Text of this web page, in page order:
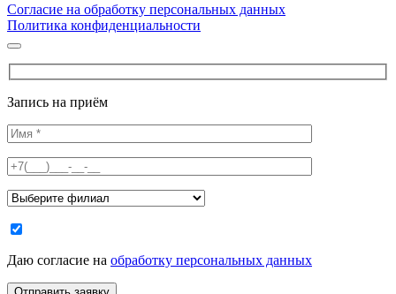
Согласие на обработку персональных данных
Политика конфиденциальности
Запись на приём
Даю согласие на обработку персональных данных